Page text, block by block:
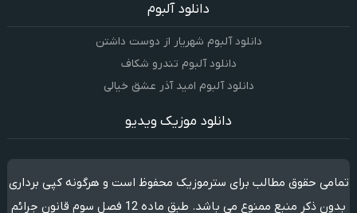
دانلود آلبوم
دانلود آلبوم شهریار از دوست داشتن
دانلود آلبوم تندرو شکاف
دانلود آلبوم امید آذر عشق خیالی
دانلود موزیک ویدیو
تمامی حقوق مطالب برای سترموزیک محفوظ است و هرگونه کپی برداری
بدون ذکر منبع ممنوع می باشد. طبق ماده 12 فصل سوم قانون جرائم